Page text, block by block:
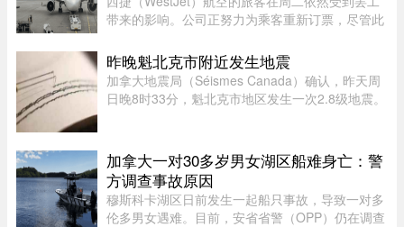
带来的影响。公司正努力为乘客重新订票，尽管此
一，WestJet 与工会达成临时协议，航班已恢复运
营。但公司在周二发邮件表 ...
昨晚魁北克市附近发生地震
加拿大地震局（Séismes Canada）确认，昨天周
日晚8时33分，魁北克市地区发生一次2.8级地震。
动，形容感觉像打雷或重型车 ...
加拿大一对30多岁男女湖区船难身亡：警
方调查事故原因
穆斯科卡湖区日前发生一起船只事故，导致一对多
伦多男女遇难。目前，安省省警（OPP）仍在调查